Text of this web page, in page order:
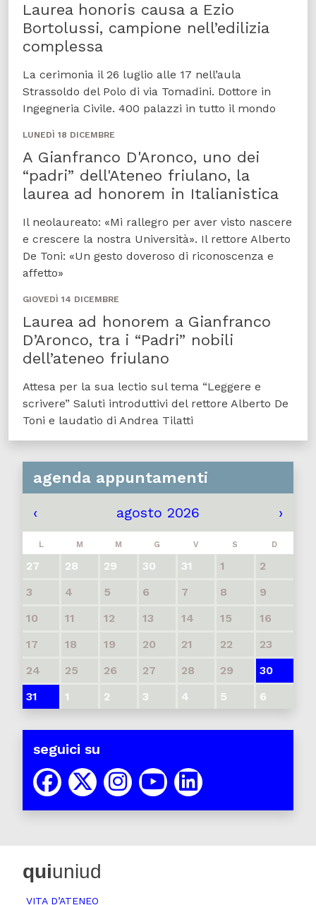
Laurea honoris causa a Ezio
Bortolussi, campione nell’edilizia
complessa
La cerimonia il 26 luglio alle 17 nell’aula
Strassoldo del Polo di via Tomadini. Dottore in
Ingegneria Civile. 400 palazzi in tutto il mondo
LUNEDÌ 18 DICEMBRE
A Gianfranco D'Aronco, uno dei
“padri” dell'Ateneo friulano, la
laurea ad honorem in Italianistica
Il neolaureato: «Mi rallegro per aver visto nascere
e crescere la nostra Università». Il rettore Alberto
De Toni: «Un gesto doveroso di riconoscenza e
affetto»
GIOVEDÌ 14 DICEMBRE
Laurea ad honorem a Gianfranco
D’Aronco, tra i “Padri” nobili
dell’ateneo friulano
Attesa per la sua lectio sul tema “Leggere e
scrivere” Saluti introduttivi del rettore Alberto De
Toni e laudatio di Andrea Tilatti
agenda appuntamenti
‹ agosto 2026 ›
L M M G V S D
27 28 29 30 31 1
2
3
4 5 6 7 8
9
10
11 12 13 14 15
16
17
18 19 20 21 22
23
24
25 26 27 28 29
30
31
1 2 3 4 5 6
seguici su
quiuniud
VITA D’ATENEO